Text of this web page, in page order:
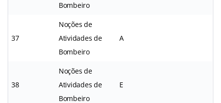
Bombeiro
37
Noções de
Atividades de
Bombeiro
A
38
Noções de
Atividades de
Bombeiro
E